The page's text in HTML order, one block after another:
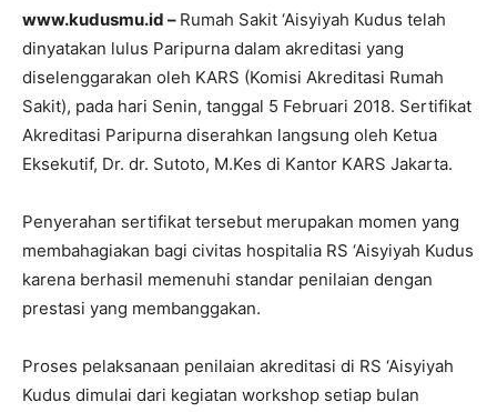
www.kudusmu.id – Rumah Sakit ‘Aisyiyah Kudus telah
dinyatakan lulus Paripurna dalam akreditasi yang
diselenggarakan oleh KARS (Komisi Akreditasi Rumah
Sakit), pada hari Senin, tanggal 5 Februari 2018. Sertifikat
Akreditasi Paripurna diserahkan langsung oleh Ketua
Eksekutif, Dr. dr. Sutoto, M.Kes di Kantor KARS Jakarta.
Penyerahan sertifikat tersebut merupakan momen yang
membahagiakan bagi civitas hospitalia RS ‘Aisyiyah Kudus
karena berhasil memenuhi standar penilaian dengan
prestasi yang membanggakan.
Proses pelaksanaan penilaian akreditasi di RS ‘Aisyiyah
Kudus dimulai dari kegiatan workshop setiap bulan